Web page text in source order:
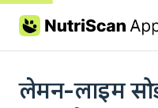
Skip to content
लेमन-लाइम